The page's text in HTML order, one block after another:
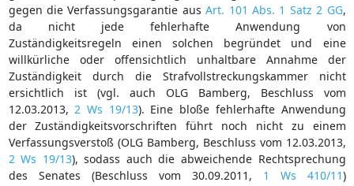
gegen die Verfassungsgarantie ausArt. 101 Abs. 1 Satz 2 GG,
da nicht jede fehlerhafte Anwendung von
Zuständigkeitsregeln einen solchen begründet und eine
willkürliche oder offensichtlich unhaltbare Annahme der
Zuständigkeit durch die Strafvollstreckungskammer nicht
ersichtlich ist (vgl. auch OLG Bamberg, Beschluss vom
12.03.2013, 2 Ws 19/13). Eine bloße fehlerhafte Anwendung
der Zuständigkeitsvorschriften führt noch nicht zu einem
Verfassungsverstoß (OLG Bamberg, Beschluss vom 12.03.2013,
2 Ws 19/13), sodass auch die abweichende Rechtsprechung
des Senates (Beschluss vom 30.09.2011, 1 Ws 410/11)